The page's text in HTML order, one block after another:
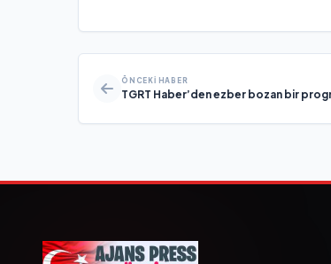
ÖNCEKI HABER
TGRT Haber’den ezber bozan bir